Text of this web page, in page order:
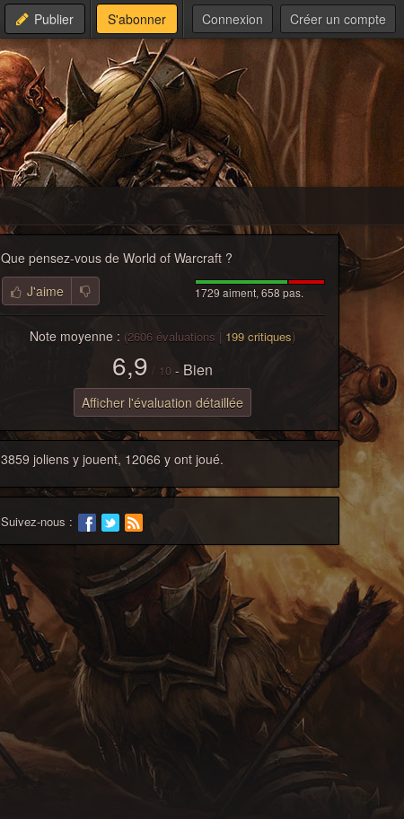
Publier S'abonner Connexion Créer un compte
Que pensez-vous de World of Warcraft?
1729 aiment, 658 pas.
J'aime
Note moyenne : (2606 évaluations | 199 critiques)
6,9 / 10 - Bien
Afficher l'évaluation détaillée
3859 joliens y jouent, 12066 y ont joué.
Suivez-nous :